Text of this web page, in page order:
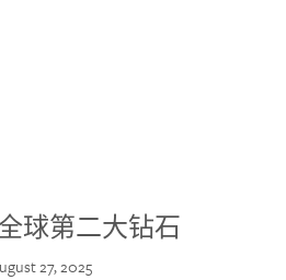
球第二大钻石
27, 2025